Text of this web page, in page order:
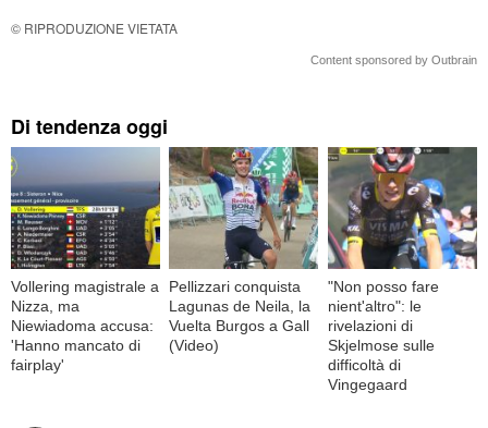
© RIPRODUZIONE VIETATA
Content sponsored by Outbrain
Di tendenza oggi
Vollering magistrale a
Nizza, ma
Niewiadoma accusa:
'Hanno mancato di
fairplay'
Pellizzari conquista
Lagunas de Neila, la
Vuelta Burgos a Gall
(Video)
"Non posso fare
nient'altro": le
rivelazioni di
Skjelmose sulle
difficoltà di
Vingegaard